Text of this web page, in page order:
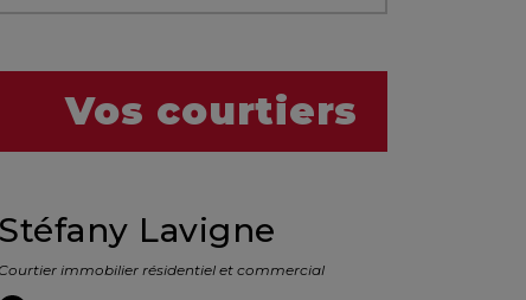
Vos courtiers
Stéfany Lavigne
immobilier résidentiel et commercial